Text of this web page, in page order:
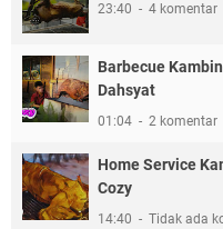
23:40 4 komentar
Barbecue
Dahsyat
01:04 2 komentar
Home Service
Cozy
14:40 Tidak ada